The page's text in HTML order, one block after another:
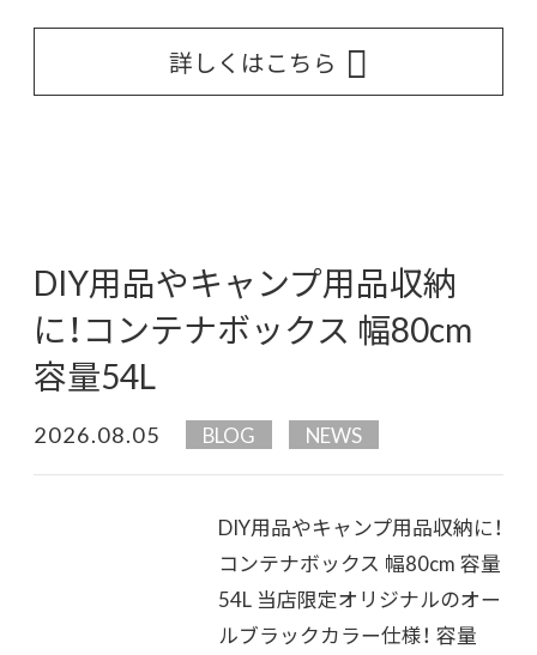
詳しくはこちら
DIY用品やキャンプ用品収納
に！コンテナボックス 幅80cm
容量54L
2026.08.05 BLOG NEWS
DIY用品やキャンプ用品収納に！
コンテナボックス 幅80cm 容量
54L 当店限定オリジナルのオー
ルブラックカラー仕様！ 容量